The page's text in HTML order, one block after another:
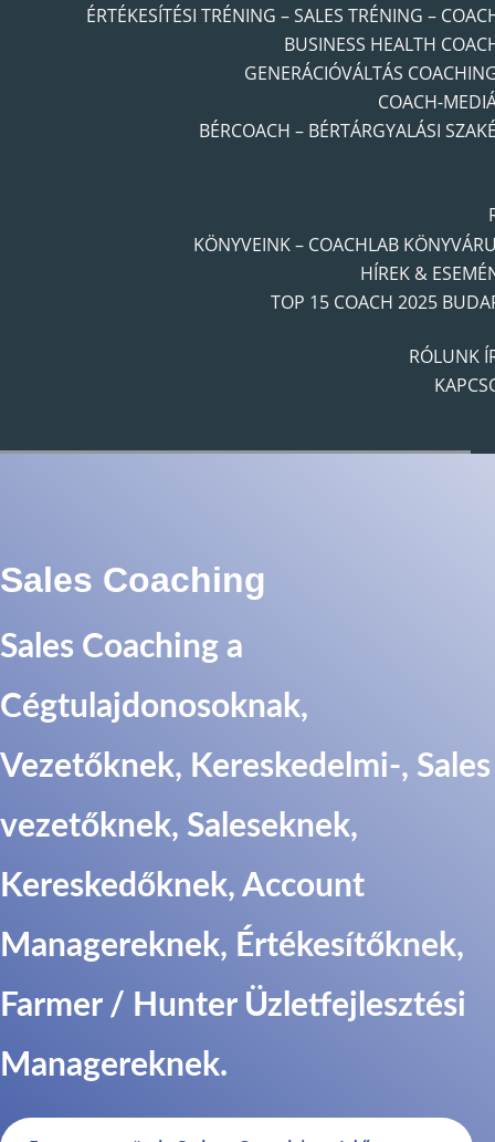
ÉRTÉKESÍTÉSI TRÉNING – SALES TRÉNING –
BUSINESS HEALTH
GENERÁCIÓVÁLTÁS
COACH-
BÉRCOACH – BÉRTÁRGYALÁSI
KÖNYVEINK – COACHLAB
HÍREK &
TOP 15 COACH 2025
RÓLUNK
Sales Coaching
Sales Coaching a
Cégtulajdonosoknak,
Vezetőknek, Kereskedelmi-, Sales
vezetőknek, Saleseknek,
Kereskedőknek, Account
Managereknek, Értékesítőknek,
Farmer / Hunter Üzletfejlesztési
Managereknek.